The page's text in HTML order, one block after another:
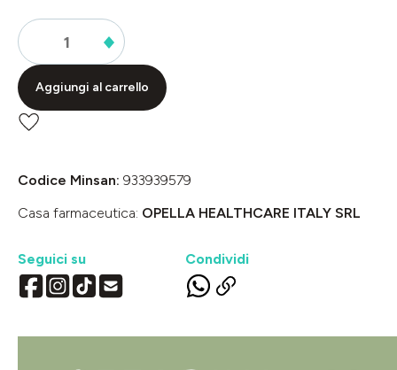
Aggiungi al carrello
Codice Minsan: 933939579
Casa farmaceutica: OPELLA HEALTHCARE ITALY SRL
Seguici su Condividi